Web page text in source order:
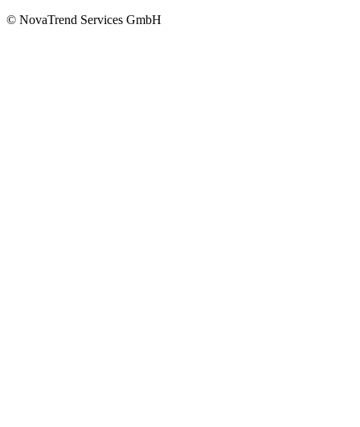
© NovaTrend Services GmbH